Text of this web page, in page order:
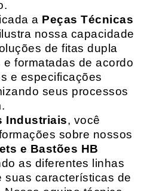
a Peças Técnicas
ilustra nossa capacidade
de fitas dupla
formatadas de acordo
e especificações
seus processos
Industriais, você
sobre nossos
e Bastões HB
as diferentes linhas
suas características de